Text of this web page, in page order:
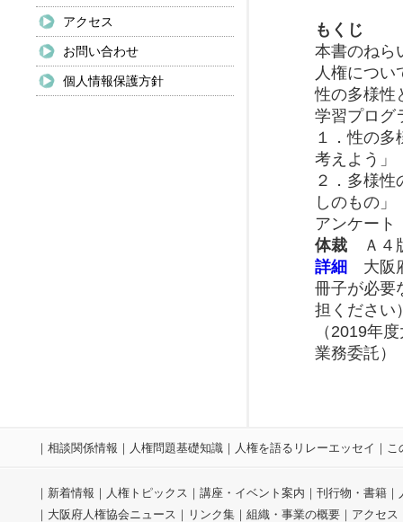
アクセス
お問い合わせ
個人情報保護方針
もくじ
本書のねら
人権につい
性の多様性
学習プログ
１．性の
考えよう」
２．多様
しのもの」
アンケート
体裁 Ａ４
詳細 大阪
冊子が必要
担ください
（2019年
業務委託）
｜ 相談関係情報 ｜ 人権問題基礎知識 ｜ 人権を語るリレーエッセイ ｜ こ
｜ 新着情報 ｜ 人権トピックス ｜ 講座・イベント案内 ｜ 刊行物・書籍 ｜
｜ 大阪府人権協会ニュース ｜ リンク集 ｜ 組織・事業の概要 ｜ アクセス